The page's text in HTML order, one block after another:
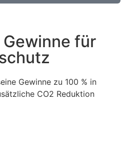
Gewinne für
Gewinne zu 100 % in
CO2 Reduktion